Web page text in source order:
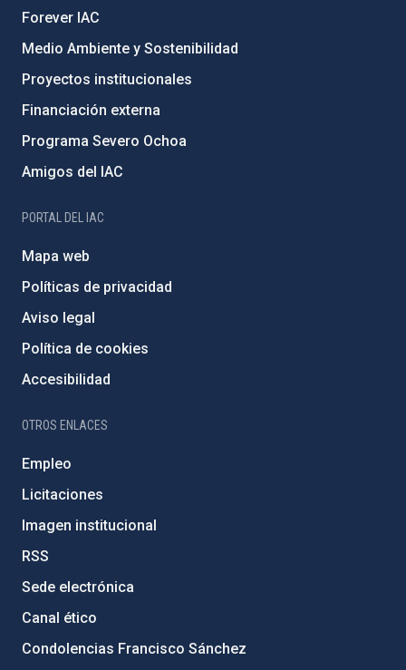
Forever IAC
Medio Ambiente y Sostenibilidad
Proyectos institucionales
Financiación externa
Programa Severo Ochoa
Amigos del IAC
PORTAL DEL IAC
Mapa web
Políticas de privacidad
Aviso legal
Política de cookies
Accesibilidad
OTROS ENLACES
Empleo
Licitaciones
Imagen institucional
RSS
Sede electrónica
Canal ético
Condolencias Francisco Sánchez